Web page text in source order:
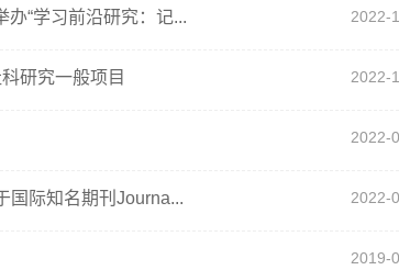
“学习前沿研究：记... 2022-
研究一般项目 2022-
2022-
国际知名期刊Journa... 2022-
2019-